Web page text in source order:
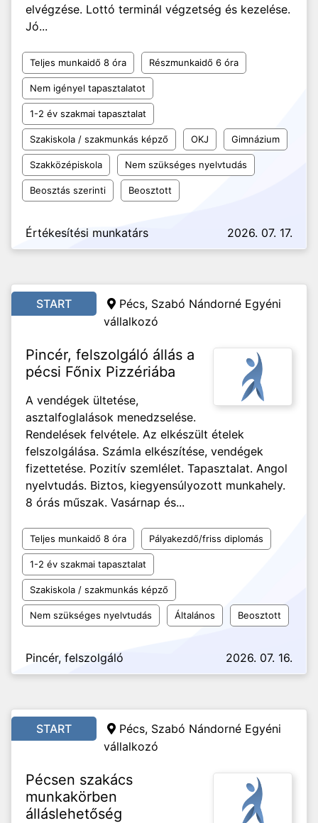
elvégzése. Lottó terminál végzetség és kezelése.
Jó...
Teljes munkaidő 8 óra Részmunkaidő 6 óra
Nem igényel tapasztalatot
1-2 év szakmai tapasztalat
Szakiskola / szakmunkás képző OKJ Gimnázium
Szakközépiskola Nem szükséges nyelvtudás
Beosztás szerinti Beosztott
Értékesítési munkatárs 2026. 07. 17.
START
Pécs, Szabó Nándorné Egyéni
vállalkozó
Pincér, felszolgáló állás a
pécsi Főnix Pizzériába
A vendégek ültetése,
asztalfoglalások menedzselése.
Rendelések felvétele. Az elkészült ételek
felszolgálása. Számla elkészítése, vendégek
fizettetése. Pozitív szemlélet. Tapasztalat. Angol
nyelvtudás. Biztos, kiegyensúlyozott munkahely.
8 órás műszak. Vasárnap és...
Teljes munkaidő 8 óra Pályakezdő/friss diplomás
1-2 év szakmai tapasztalat
Szakiskola / szakmunkás képző
Nem szükséges nyelvtudás Általános Beosztott
Pincér, felszolgáló 2026. 07. 16.
START
Pécs, Szabó Nándorné Egyéni
vállalkozó
Pécsen szakács
munkakörben
álláslehetőség